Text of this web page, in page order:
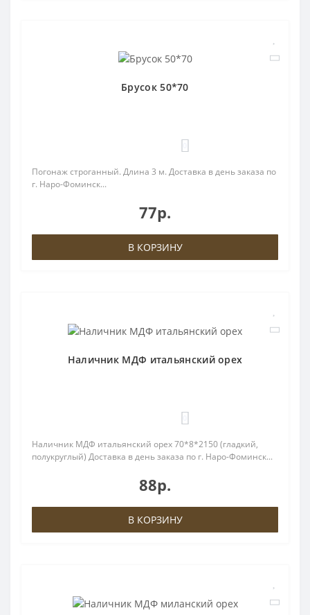
Брусок 50*70
Погонаж строганный. Длина 3 м. Доставка в день заказа по
г. Наро-Фоминск...
77р.
В КОРЗИНУ
Наличник МДФ итальянский орех
Наличник МДФ итальянский орех 70*8*2150 (гладкий,
полукруглый) Доставка в день заказа по г. Наро-Фоминск...
88р.
В КОРЗИНУ